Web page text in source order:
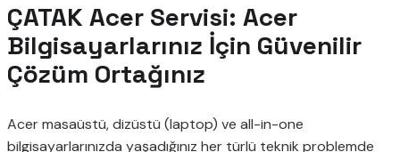
ÇATAK Acer Servisi: Acer
Bilgisayarlarınız İçin Güvenilir
Çözüm Ortağınız
Acer masaüstü, dizüstü (laptop) ve all-in-one
bilgisayarlarınızda yaşadığınız her türlü teknik problemde